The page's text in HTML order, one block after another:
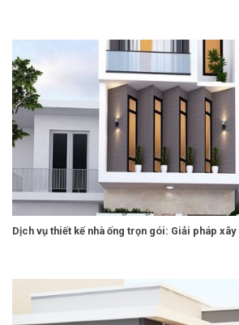
Dịch vụ thiết kế nhà ống trọn gói: Giải pháp xây